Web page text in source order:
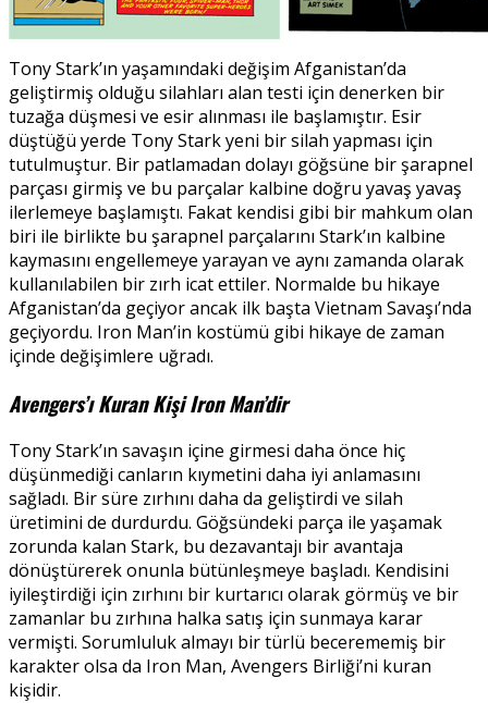
Tony Stark’ın yaşamındaki değişim Afganistan’da
geliştirmiş olduğu silahları alan testi için denerken bir
tuzağa düşmesi ve esir alınması ile başlamıştır. Esir
düştüğü yerde Tony Stark yeni bir silah yapması için
tutulmuştur. Bir patlamadan dolayı göğsüne bir şarapnel
parçası girmiş ve bu parçalar kalbine doğru yavaş yavaş
ilerlemeye başlamıştı. Fakat kendisi gibi bir mahkum olan
biri ile birlikte bu şarapnel parçalarını Stark’ın kalbine
kaymasını engellemeye yarayan ve aynı zamanda olarak
kullanılabilen bir zırh icat ettiler. Normalde bu hikaye
Afganistan’da geçiyor ancak ilk başta Vietnam Savaşı’nda
geçiyordu. Iron Man’in kostümü gibi hikaye de zaman
içinde değişimlere uğradı.
Avengers’ı Kuran Kişi Iron Man’dir
Tony Stark’ın savaşın içine girmesi daha önce hiç
düşünmediği canların kıymetini daha iyi anlamasını
sağladı. Bir süre zırhını daha da geliştirdi ve silah
üretimini de durdurdu. Göğsündeki parça ile yaşamak
zorunda kalan Stark, bu dezavantajı bir avantaja
dönüştürerek onunla bütünleşmeye başladı. Kendisini
iyileştirdiği için zırhını bir kurtarıcı olarak görmüş ve bir
zamanlar bu zırhına halka satış için sunmaya karar
vermişti. Sorumluluk almayı bir türlü becerememiş bir
karakter olsa da Iron Man, Avengers Birliği’ni kuran
kişidir.